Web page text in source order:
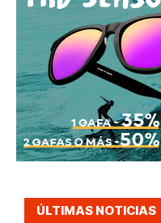
ÚLTIMAS NOTICIAS